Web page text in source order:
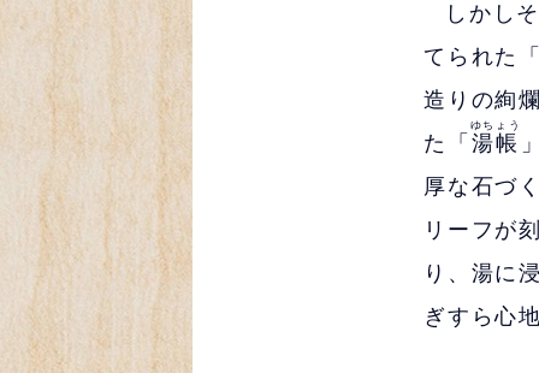
しかし
てられた
造りの絢
た「 湯帳
ゆちょう
厚な石づ
リーフが
り、湯に
ぎすら心